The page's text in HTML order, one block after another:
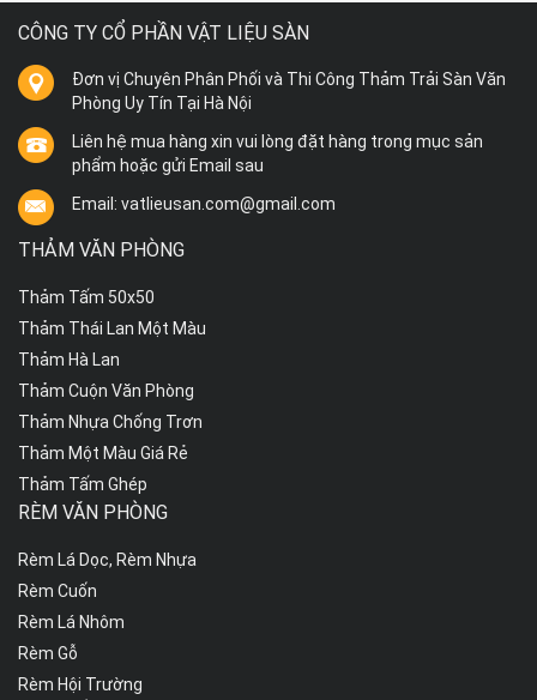
CÔNG TY CỔ PHẦN VẬT LIỆU SÀN
Đơn vị Chuyên Phân Phối và Thi Công Thảm Trải Sàn Văn
Phòng Uy Tín Tại Hà Nội
Liên hệ mua hàng xin vui lòng đặt hàng trong mục sản
phẩm hoặc gửi Email sau
Email: vatlieusan.com@gmail.com
THẢM VĂN PHÒNG
Thảm Tấm 50x50
Thảm Thái Lan Một Màu
Thảm Hà Lan
Thảm Cuộn Văn Phòng
Thảm Nhựa Chống Trơn
Thảm Một Màu Giá Rẻ
Thảm Tấm Ghép
RÈM VĂN PHÒNG
Rèm Lá Dọc, Rèm Nhựa
Rèm Cuốn
Rèm Lá Nhôm
Rèm Gỗ
Rèm Hội Trường